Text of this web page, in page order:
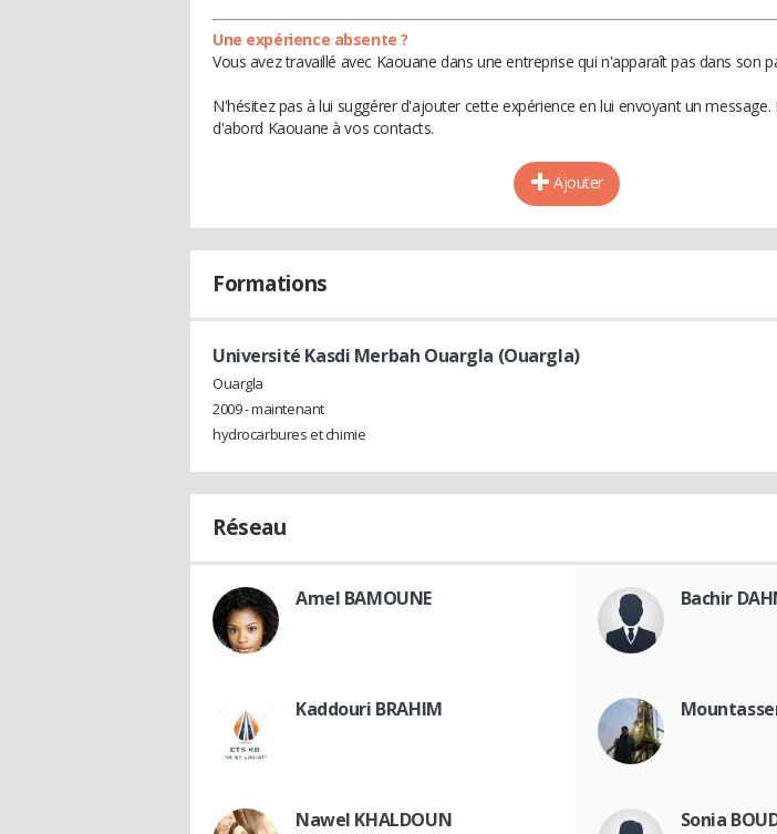
Une expérience absente ?
Vous avez travaillé avec Kaouane dans une entreprise qui n'apparaît pas dans son
N'hésitez pas à lui suggérer d'ajouter cette expérience en lui envoyant un
d'abord Kaouane à vos contacts.
Ajouter
Formations
Université Kasdi Merbah Ouargla (Ouargla)
Ouargla
2009 - maintenant
hydrocarbures et chimie
Réseau
Amel BAMOUNE Bachir
Kaddouri BRAHIM
Nawel KHALDOUN Sonia